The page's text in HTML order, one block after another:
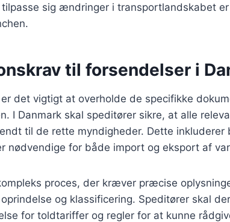
sig ændringer i transportlandskabet
til forsendelser i
det vigtigt at overholde de specifikke
I Danmark skal speditører sikre, at alle
til de rette myndigheder. Dette inkluderer
nødvendige for både import og eksport af
proces, der kræver præcise
og klassificering. Speditører skal
for toldtariffer og regler for at kunne